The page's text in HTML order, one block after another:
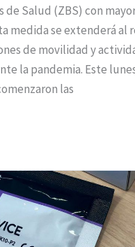
de Salud (ZBS) con
medida se extenderá al
de movilidad y
la pandemia. Este
las